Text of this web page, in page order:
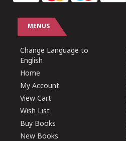
MENUS
Change Language to
English
Home
My Account
View Cart
Wish List
Buy Books
New Books